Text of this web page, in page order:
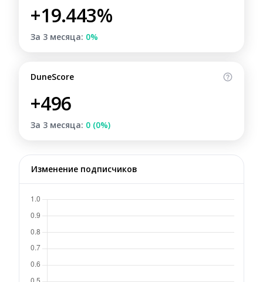
+19.443%
За 3 месяца: 0%
DuneScore
+496
За 3 месяца: 0 (0%)
Изменение подписчиков